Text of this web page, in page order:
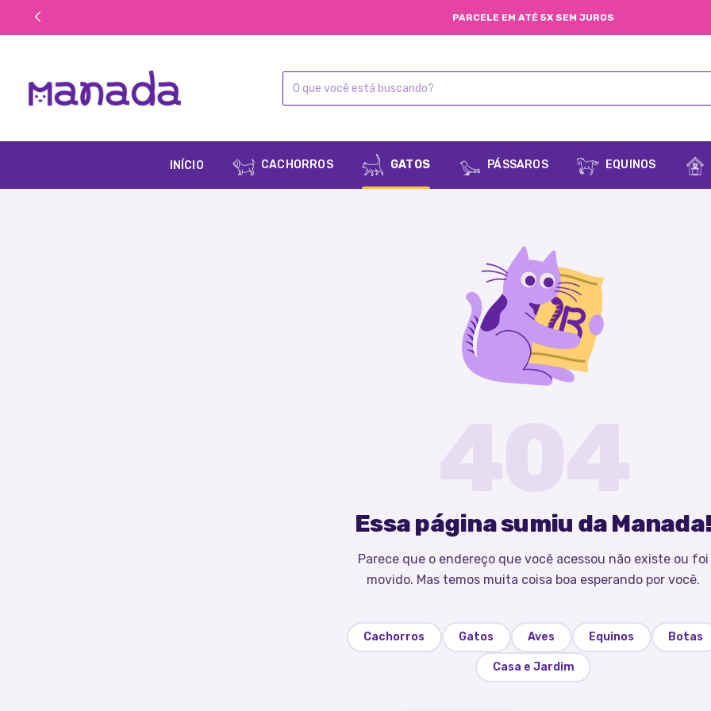
PARCELE EM ATÉ 5X SEM JUROS
INÍCIO CACHORROS GATOS PÁSSAROS EQUINOS
Essa página sumiu da Manada!
Parece que o endereço que você acessou não existe ou foi
movido. Mas temos muita coisa boa esperando por você.
Cachorros Gatos Aves Equinos Botas
Casa e Jardim